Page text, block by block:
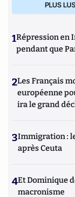
PLUS
1Répression en
pendant que
2Les Français
européenne
ira le grand
3Immigration :
après Ceuta
4Et Dominique
macronisme